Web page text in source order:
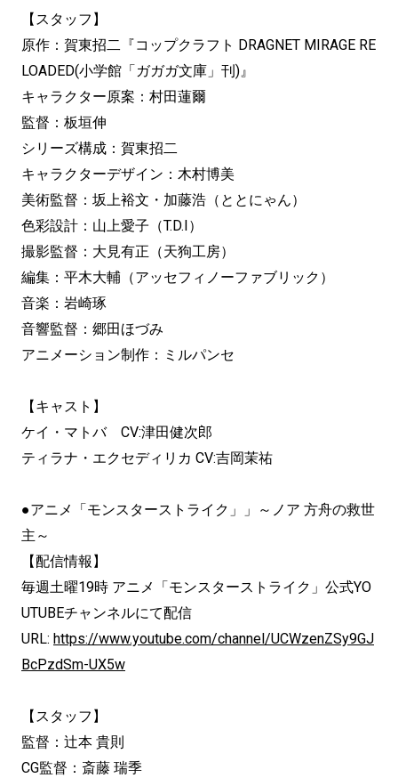
【スタッフ】
原作：賀東招二『コップクラフト DRAGNET MIRAGE RE
LOADED(小学館「ガガガ文庫」刊)』
キャラクター原案：村田蓮爾
監督：板垣伸
シリーズ構成：賀東招二
キャラクターデザイン：木村博美
美術監督：坂上裕文・加藤浩（ととにゃん）
色彩設計：山上愛子（T.D.I）
撮影監督：大見有正（天狗工房）
編集：平木大輔（アッセフィノーファブリック）
音楽：岩崎琢
音響監督：郷田ほづみ
アニメーション制作：ミルパンセ
【キャスト】
ケイ・マトバ CV:津田健次郎
ティラナ・エクセディリカ CV:吉岡茉祐
●アニメ「モンスターストライク」」～ノア 方舟の救世
主～
【配信情報】
毎週土曜19時 アニメ「モンスターストライク」 公式YO
UTUBEチャンネルにて配信
URL: https://www.youtube.com/channel/UCWzenZSy9GJ
BcPzdSm-UX5w
【スタッフ】
監督：辻本 貴則
CG監督：斎藤 瑞季